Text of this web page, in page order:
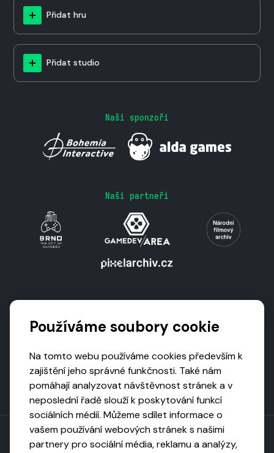
Přidat hru
Přidat studio
Naši sponzoři
Naši partneři
Používáme soubory cookie
Na tomto webu používáme cookies především k
zajištění jeho správné funkčnosti. Také nám
pomáhají analyzovat návštěvnost stránek a v
neposlední řadě slouží k poskytování funkcí
sociálních médií. Můžeme sdílet informace o
vašem používání webových stránek s našimi
partnery pro sociální média, reklamu a analýzy,